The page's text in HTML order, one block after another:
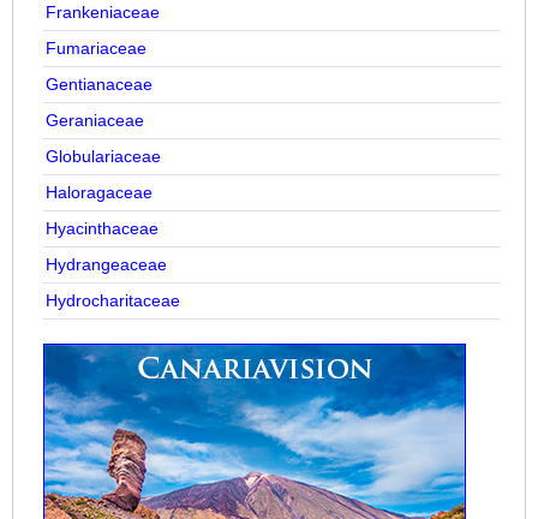
Frankeniaceae
Fumariaceae
Gentianaceae
Geraniaceae
Globulariaceae
Haloragaceae
Hyacinthaceae
Hydrangeaceae
Hydrocharitaceae